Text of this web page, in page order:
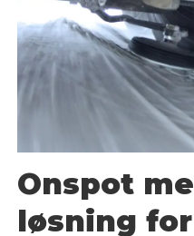
Onspot
løsning